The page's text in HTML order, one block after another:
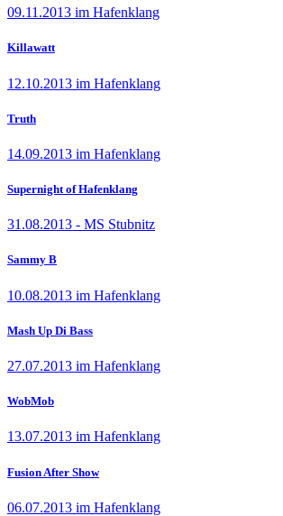
09.11.2013 im Hafenklang
Killawatt
12.10.2013 im Hafenklang
Truth
14.09.2013 im Hafenklang
Supernight of Hafenklang
31.08.2013 - MS Stubnitz
Sammy B
10.08.2013 im Hafenklang
Mash Up Di Bass
27.07.2013 im Hafenklang
WobMob
13.07.2013 im Hafenklang
Fusion After Show
06.07.2013 im Hafenklang